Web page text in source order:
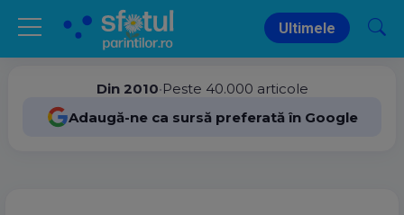
Ultimele
Din 2010•Peste 40.000 articole
Adaugă-ne ca sursă preferată în Google